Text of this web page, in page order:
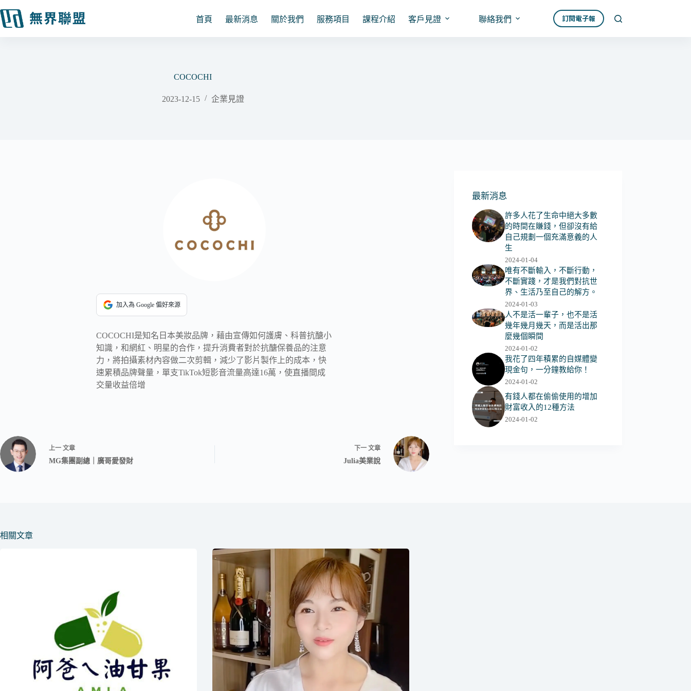
至
首頁 最新消息 關於我們 服務項目 課程介紹 客戶見證 聯絡我們 訂閱電子報
COCOCHI
2023-12-15 企業見證
加入為 Google 偏好來源
COCOCHI是知名日本美妝品牌，藉由宣傳如何護膚、科普抗醣小
知識，和網紅、明星的合作，提升消費者對於抗醣保養品的注意
力，將拍攝素材內容做二次剪輯，減少了影片製作上的成本，快
速累積品牌聲量，單支TikTok短影音流量高達16萬，使直播間成
交量收益倍增
上一 文章
MG集團副總｜廣哥愛發財
下一 文章
Julia美業說
最新消息
許多人花了生命中絕大多數
的時間在賺錢，但卻沒有給
自己規劃一個充滿意義的人
生
2024-01-04
唯有不斷輸入，不斷行動，
不斷實踐，才是我們對抗世
界、生活乃至自己的解方。
2024-01-03
人不是活一輩子，也不是活
幾年幾月幾天，而是活出那
麼幾個瞬間
2024-01-02
我花了四年積累的自媒體變
現金句，一分鐘教給你！
2024-01-02
有錢人都在偷偷使用的增加
財富收入的12種方法
2024-01-02
相關文章